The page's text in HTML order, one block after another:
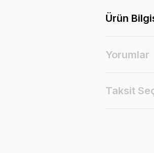
Ürün
Yorumlar
Taksit